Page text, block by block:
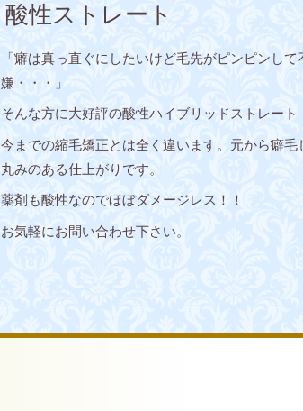
酸性ストレート
「癖は真っ直ぐにしたいけど毛先がピンピンし
嫌・・・」
そんな方に大好評の酸性ハイブリッドストレート
今までの縮毛矯正とは全く違います。元から癖毛
丸みのある仕上がりです。
薬剤も酸性なのでほぼダメージレス！！
お気軽にお問い合わせ下さい。